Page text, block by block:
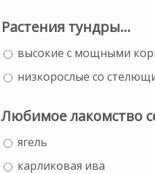
Растения тундры…
высокие с мощными
низкорослые со
Любимое лакомство
ягель
карликовая ива